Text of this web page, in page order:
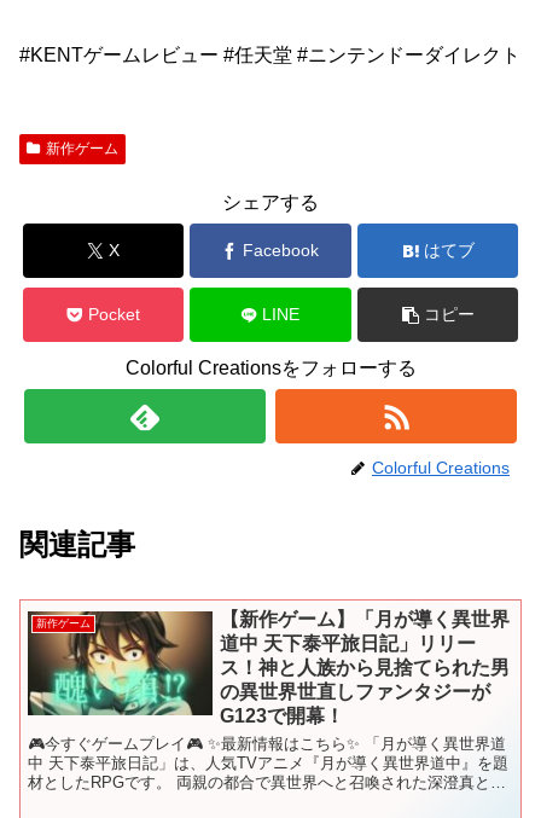
#KENTゲームレビュー #任天堂 #ニンテンドーダイレクト
新作ゲーム
シェアする
X Facebook はてブ
Pocket LINE コピー
Colorful Creationsをフォローする
Colorful Creations
関連記事
新作ゲーム
【新作ゲーム】「月が導く異世界
道中 天下泰平旅日記」リリー
ス！神と人族から見捨てられた男
の異世界世直しファンタジーが
G123で開幕！
🎮今すぐゲームプレイ🎮 ✨最新情報はこちら✨ 「月が導く異世界道
中 天下泰平旅日記」は、人気TVアニメ『月が導く異世界道中』を題
材としたRPGです。 両親の都合で異世界へと召喚された深澄真とそ